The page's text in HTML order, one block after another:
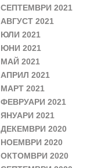
СЕПТЕМВРИ 2021
АВГУСТ 2021
ЮЛИ 2021
ЮНИ 2021
МАЙ 2021
АПРИЛ 2021
МАРТ 2021
ФЕВРУАРИ 2021
ЯНУАРИ 2021
ДЕКЕМВРИ 2020
НОЕМВРИ 2020
ОКТОМВРИ 2020